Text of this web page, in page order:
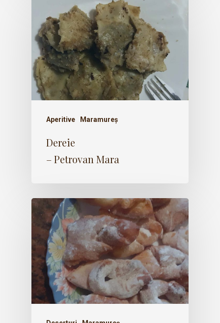
Aperitive Maramureș
Dereie
– Petrovan Mara